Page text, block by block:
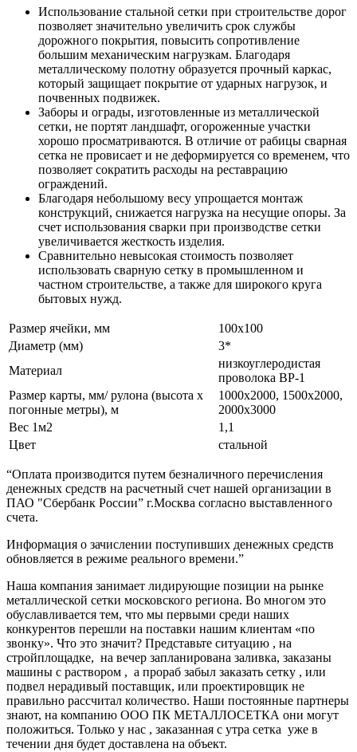
Использование стальной сетки при строительстве дорог
позволяет значительно увеличить срок службы
дорожного покрытия, повысить сопротивление
большим механическим нагрузкам. Благодаря
металлическому полотну образуется прочный каркас,
который защищает покрытие от ударных нагрузок, и
почвенных подвижек.
Заборы и ограды, изготовленные из металлической
сетки, не портят ландшафт, огороженные участки
хорошо просматриваются. В отличие от рабицы сварная
сетка не провисает и не деформируется со временем, что
позволяет сократить расходы на реставрацию
ограждений.
Благодаря небольшому весу упрощается монтаж
конструкций, снижается нагрузка на несущие опоры. За
счет использования сварки при производстве сетки
увеличивается жесткость изделия.
Сравнительно невысокая стоимость позволяет
использовать сварную сетку в промышленном и
частном строительстве, а также для широкого круга
бытовых нужд.
Размер ячейки, мм
100х100
Диаметр (мм)
3*
Материал
низкоуглеродистая
проволока ВР-1
Размер карты, мм/ рулона (высота х
погонные метры), м
1000х2000, 1500х2000,
2000х3000
Вес 1м2
1,1
Цвет
стальной
“Оплата производится путем безналичного перечисления
денежных средств на расчетный счет нашей организации в
ПАО "Сбербанк России” г.Москва согласно выставленного
счета.
Информация о зачислении поступивших денежных средств
обновляется в режиме реального времени.”
Наша компания занимает лидирующие позиции на рынке
металлической сетки московского региона. Во многом это
обуславливается тем, что мы первыми среди наших
конкурентов перешли на поставки нашим клиентам «по
звонку». Что это значит? Представьте ситуацию , на
стройплощадке, на вечер запланирована заливка, заказаны
машины с раствором , а прораб забыл заказать сетку , или
подвел нерадивый поставщик, или проектировщик не
правильно рассчитал количество. Наши постоянные партнеры
знают, на компанию ООО ПК МЕТАЛЛОСЕТКА они могут
положиться. Только у нас , заказанная с утра сетка уже в
течении дня будет доставлена на объект.